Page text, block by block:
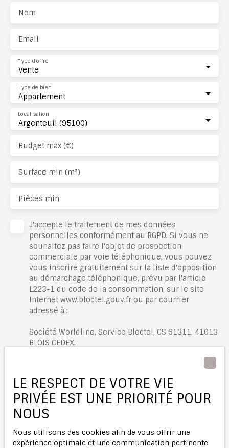
Nom
Email
Vente
Type d'offre
Appartement
Type de bien
Argenteuil (95100)
Localisation
Budget max (€)
Surface min (m²)
Pièces min
J'accepte le traitement de mes données
personnelles conformément au RGPD. Si vous ne
souhaitez pas faire l'objet de prospection
commerciale par voie téléphonique, vous pouvez
vous inscrire gratuitement sur la liste d'opposition
au démarchage téléphonique, prévu par l'article
L223-1 du code de la consommation, sur le site
Internet www.bloctel.gouv.fr ou par courrier
adressé à :
Société Worldline, Service Bloctel, CS 61311, 41013
BLOIS CEDEX.
politique de confidentialité .
LE RESPECT DE VOTRE VIE
PRIVÉE EST UNE PRIORITÉ POUR
NOUS
Nous utilisons des cookies afin de vous offrir une
expérience optimale et une communication pertinente